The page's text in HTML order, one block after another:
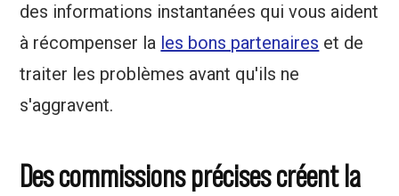
des informations instantanées qui vous aident
à récompenser la les bons partenaires et de
traiter les problèmes avant qu'ils ne
s'aggravent.
Des commissions précises créent la